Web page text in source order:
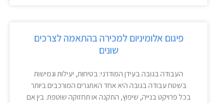
פיגום אלומיניום למכירה בהתאמה לצרכים
שונים
העבודה בגובה בעידן המודרני: בטיחות, יעילות וגמישות
בשטח עבודה בגובה היא אחד האתגרים המורכבים ביותר
בכל פרויקט בנייה, שיפוץ, התקנה או תחזוקה שוטפת. בין אם